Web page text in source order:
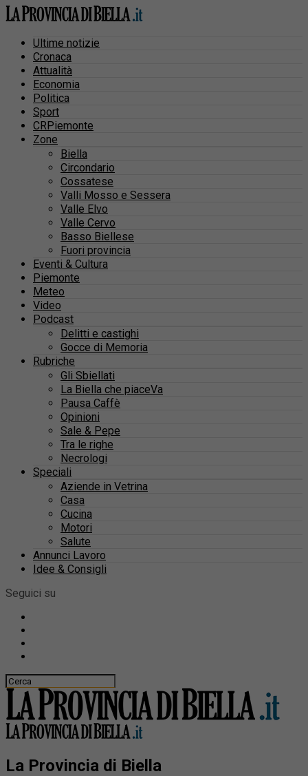
Ultime notizie
Cronaca
Attualità
Economia
Politica
Sport
CRPiemonte
Zone
Biella
Circondario
Cossatese
Valli Mosso e Sessera
Valle Elvo
Valle Cervo
Basso Biellese
Fuori provincia
Eventi & Cultura
Piemonte
Meteo
Video
Podcast
Delitti e castighi
Gocce di Memoria
Rubriche
Gli Sbiellati
La Biella che piaceVa
Pausa Caffè
Opinioni
Sale & Pepe
Tra le righe
Necrologi
Speciali
Aziende in Vetrina
Casa
Cucina
Motori
Salute
Annunci Lavoro
Idee & Consigli
Seguici su
La Provincia di Biella